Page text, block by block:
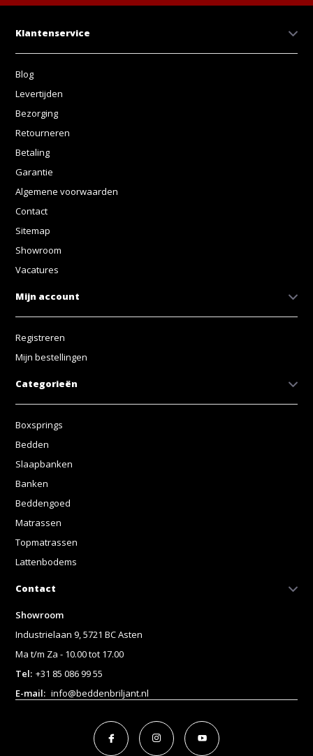
Klantenservice
Blog
Levertijden
Bezorging
Retourneren
Betaling
Garantie
Algemene voorwaarden
Contact
Sitemap
Showroom
Vacatures
Mijn account
Registreren
Mijn bestellingen
Categorieën
Boxsprings
Bedden
Slaapbanken
Banken
Beddengoed
Matrassen
Topmatrassen
Lattenbodems
Contact
Showroom
Industrielaan 9, 5721 BC Asten
Ma t/m Za - 10.00 tot 17.00
Tel: +31 85 086 99 55
E-mail: info@beddenbriljant.nl